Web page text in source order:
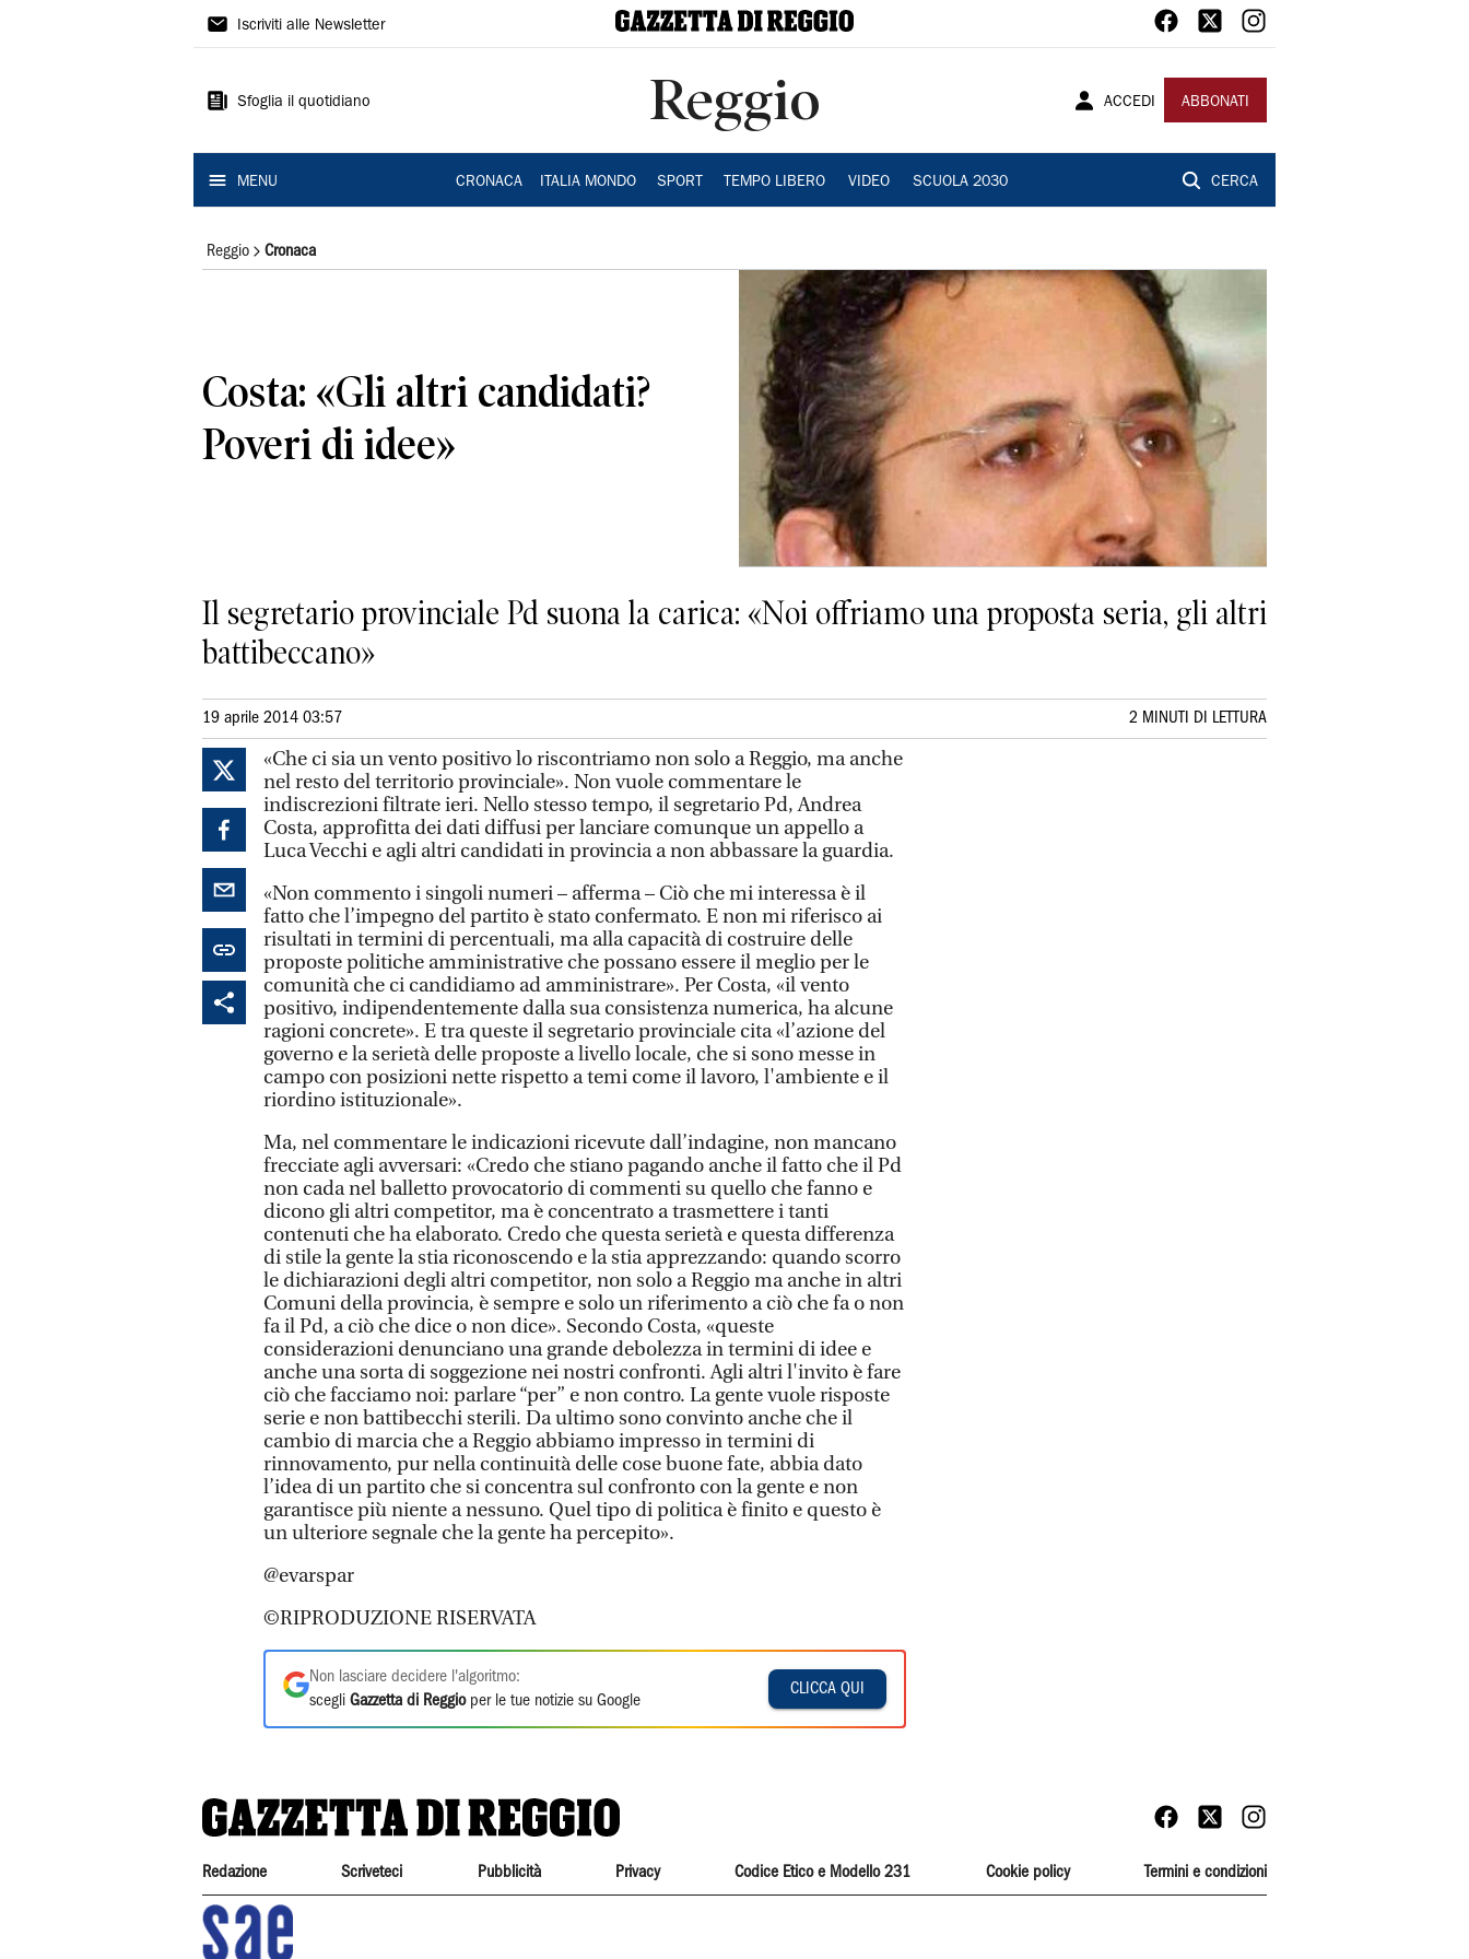
Gazzetta
Reggio
Iscriviti alle Newsletter
Sfoglia il quotidiano Reggio ACCEDI ABBONATI
MENU CRONACA ITALIA MONDO SPORT TEMPO LIBERO VIDEO SCUOLA 2030 CERCA
Reggio Cronaca
Costa: «Gli altri candidati?
Poveri di idee»
Il segretario provinciale Pd suona la carica: «Noi offriamo una proposta seria, gli altri
battibeccano»
19 aprile 2014 03:57 2 MINUTI DI LETTURA
«Che ci sia un vento positivo lo riscontriamo non solo a Reggio, ma anche
nel resto del territorio provinciale». Non vuole commentare le
indiscrezioni filtrate ieri. Nello stesso tempo, il segretario Pd, Andrea
Costa, approfitta dei dati diffusi per lanciare comunque un appello a
Luca Vecchi e agli altri candidati in provincia a non abbassare la guardia.
«Non commento i singoli numeri – afferma – Ciò che mi interessa è il
fatto che l’impegno del partito è stato confermato. E non mi riferisco ai
risultati in termini di percentuali, ma alla capacità di costruire delle
proposte politiche amministrative che possano essere il meglio per le
comunità che ci candidiamo ad amministrare». Per Costa, «il vento
positivo, indipendentemente dalla sua consistenza numerica, ha alcune
ragioni concrete». E tra queste il segretario provinciale cita «l’azione del
governo e la serietà delle proposte a livello locale, che si sono messe in
campo con posizioni nette rispetto a temi come il lavoro, l'ambiente e il
riordino istituzionale».
Ma, nel commentare le indicazioni ricevute dall’indagine, non mancano
frecciate agli avversari: «Credo che stiano pagando anche il fatto che il Pd
non cada nel balletto provocatorio di commenti su quello che fanno e
dicono gli altri competitor, ma è concentrato a trasmettere i tanti
contenuti che ha elaborato. Credo che questa serietà e questa differenza
di stile la gente la stia riconoscendo e la stia apprezzando: quando scorro
le dichiarazioni degli altri competitor, non solo a Reggio ma anche in altri
Comuni della provincia, è sempre e solo un riferimento a ciò che fa o non
fa il Pd, a ciò che dice o non dice». Secondo Costa, «queste
considerazioni denunciano una grande debolezza in termini di idee e
anche una sorta di soggezione nei nostri confronti. Agli altri l'invito è fare
ciò che facciamo noi: parlare “per” e non contro. La gente vuole risposte
serie e non battibecchi sterili. Da ultimo sono convinto anche che il
cambio di marcia che a Reggio abbiamo impresso in termini di
rinnovamento, pur nella continuità delle cose buone fate, abbia dato
l’idea di un partito che si concentra sul confronto con la gente e non
garantisce più niente a nessuno. Quel tipo di politica è finito e questo è
un ulteriore segnale che la gente ha percepito».
@evarspar
©RIPRODUZIONE RISERVATA
Non lasciare decidere l'algoritmo:
scegli Gazzetta di Reggioper le tue notizie su Google
CLICCA QUI
Redazione Scriveteci Pubblicità Privacy Codice Etico e Modello 231 Cookie policy Termini e condizioni